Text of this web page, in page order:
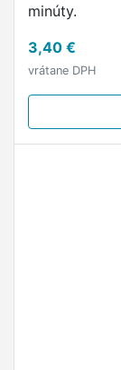
minúty.
3,40 €
vrátane DPH